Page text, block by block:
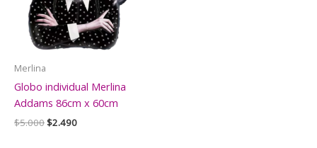
Merlina
Globo individual Merlina
Addams 86cm x 60cm
$5.000El
$2.490El